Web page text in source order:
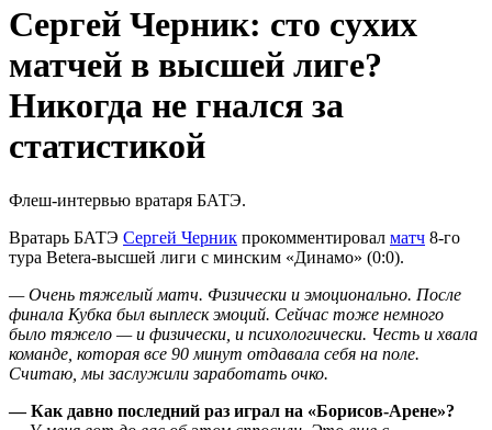
Сергей Черник: сто сухих
матчей в высшей лиге?
Никогда не гнался за
статистикой
Флеш-интервью вратаря БАТЭ.
Вратарь БАТЭ Сергей Черник прокомментировал матч 8-го
тура Betera-высшей лиги с минским «Динамо» (0:0).
— Очень тяжелый матч. Физически и эмоционально. После
финала Кубка был выплеск эмоций. Сейчас тоже немного
было тяжело — и физически, и психологически. Честь и хвала
команде, которая все 90 минут отдавала себя на поле.
Считаю, мы заслужили заработать очко.
— Как давно последний раз играл на «Борисов-Арене»?